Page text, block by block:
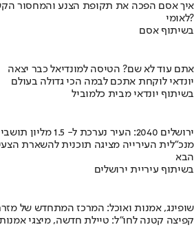
לאומי?
בשיתוף אסם
אתם עוד לא שם? הטיסה למונדיאל כבר יצאה
יונדאי לוקחת אתכם לבמה הכי גדולה בעולם
בשיתוף יונדאי מבית כלמוביל
ירושלים 2040: העיר נערכת ל- 1.5 מליון תושבים
מנכ"לית העירייה מציגה תוכנית להשארת
הבא
בשיתוף עיריית ירושלים
שופינג, אמנות ואוכל: המרכז המתחדש של
קפיצה קטנה לחו"ל: טיילת חדשה, מיצגי